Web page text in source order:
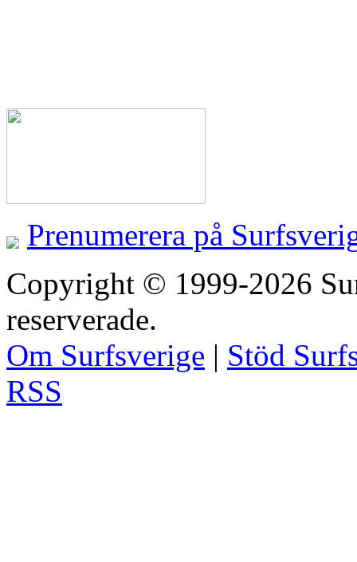
Prenumerera på
Copyright © 1999-2026
reserverade.
Om Surfsverige | Stöd
RSS